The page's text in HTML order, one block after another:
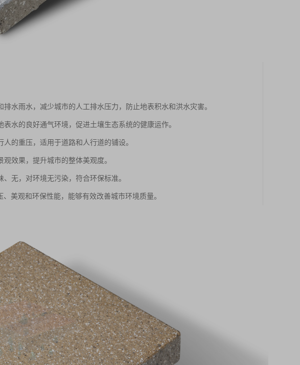
水雨水，减少城市的人工排水压力，防止地表积水和洪水灾害。
水的良好通气环境，促进土壤生态系统的健康运作。
的重压，适用于道路和人行道的铺设。
效果，提升城市的整体美观度。
无，对环境无污染，符合环保标准。
美观和环保性能，能够有效改善城市环境质量。